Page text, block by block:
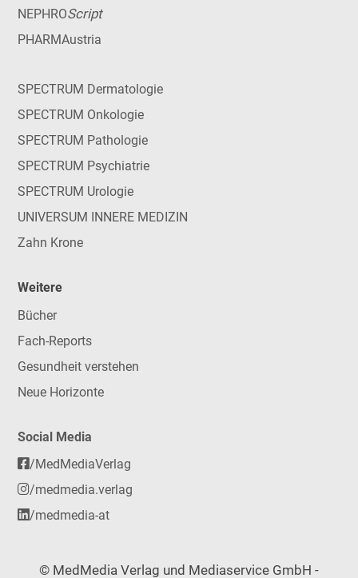
NEPHROScript
PHARMAustria
SPECTRUM Dermatologie
SPECTRUM Onkologie
SPECTRUM Pathologie
SPECTRUM Psychiatrie
SPECTRUM Urologie
UNIVERSUM INNERE MEDIZIN
Zahn Krone
Weitere
Bücher
Fach-Reports
Gesundheit verstehen
Neue Horizonte
Social Media
/MedMediaVerlag
/medmedia.verlag
/medmedia-at
© MedMedia Verlag und Mediaservice GmbH -